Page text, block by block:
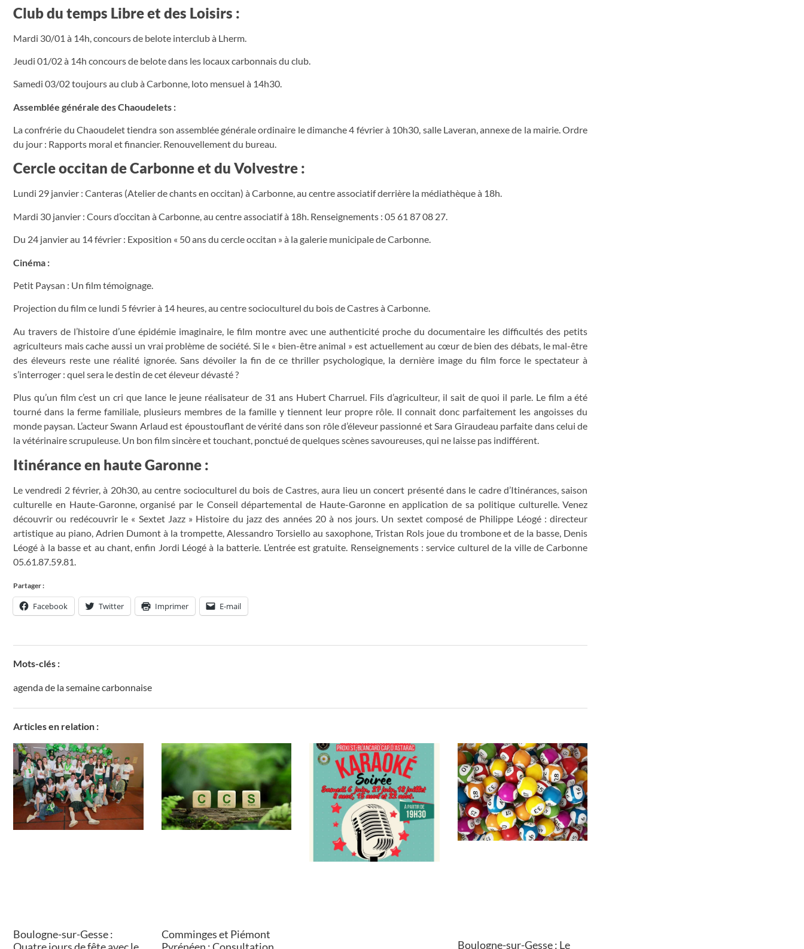
Club du temps Libre et des Loisirs :
Mardi 30/01 à 14h, concours de belote interclub à Lherm.
Jeudi 01/02 à 14h concours de belote dans les locaux carbonnais du club.
Samedi 03/02 toujours au club à Carbonne, loto mensuel à 14h30.
Assemblée générale des Chaoudelets :
La confrérie du Chaoudelet tiendra son assemblée générale ordinaire le dimanche 4 février à 10h30, salle Laveran, annexe de la mairie. Ordre
du jour : Rapports moral et financier. Renouvellement du bureau.
Cercle occitan de Carbonne et du Volvestre :
Lundi 29 janvier : Canteras (Atelier de chants en occitan) à Carbonne, au centre associatif derrière la médiathèque à 18h.
Mardi 30 janvier : Cours d’occitan à Carbonne, au centre associatif à 18h. Renseignements : 05 61 87 08 27.
Du 24 janvier au 14 février : Exposition « 50 ans du cercle occitan » à la galerie municipale de Carbonne.
Cinéma :
Petit Paysan : Un film témoignage.
Projection du film ce lundi 5 février à 14 heures, au centre socioculturel du bois de Castres à Carbonne.
Au travers de l’histoire d’une épidémie imaginaire, le film montre avec une authenticité proche du documentaire les difficultés des petits
agriculteurs mais cache aussi un vrai problème de société. Si le « bien-être animal » est actuellement au cœur de bien des débats, le mal-être
des éleveurs reste une réalité ignorée. Sans dévoiler la fin de ce thriller psychologique, la dernière image du film force le spectateur à
s’interroger : quel sera le destin de cet éleveur dévasté ?
Plus qu’un film c’est un cri que lance le jeune réalisateur de 31 ans Hubert Charruel. Fils d’agriculteur, il sait de quoi il parle. Le film a été
tourné dans la ferme familiale, plusieurs membres de la famille y tiennent leur propre rôle. Il connait donc parfaitement les angoisses du
monde paysan. L’acteur Swann Arlaud est époustouflant de vérité dans son rôle d’éleveur passionné et Sara Giraudeau parfaite dans celui de
la vétérinaire scrupuleuse. Un bon film sincère et touchant, ponctué de quelques scènes savoureuses, qui ne laisse pas indifférent.
Itinérance en haute Garonne :
Le vendredi 2 février, à 20h30, au centre socioculturel du bois de Castres, aura lieu un concert présenté dans le cadre d’Itinérances, saison
culturelle en Haute-Garonne, organisé par le Conseil départemental de Haute-Garonne en application de sa politique culturelle. Venez
découvrir ou redécouvrir le « Sextet Jazz » Histoire du jazz des années 20 à nos jours. Un sextet composé de Philippe Léogé : directeur
artistique au piano, Adrien Dumont à la trompette, Alessandro Torsiello au saxophone, Tristan Rols joue du trombone et de la basse, Denis
Léogé à la basse et au chant, enfin Jordi Léogé à la batterie. L’entrée est gratuite. Renseignements : service culturel de la ville de Carbonne
05.61.87.59.81.
Partager :
Facebook Twitter Imprimer E-mail
Mots-clés :
agenda de la semaine carbonnaise
Articles en relation :
Boulogne-sur-Gesse :
Comminges et Piémont
Boulogne-sur-Gesse : Le